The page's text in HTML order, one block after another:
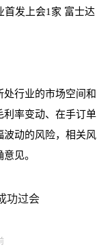
首发上会1家 富士达
行业的市场空间和
利率变动、在手订单
动的风险，相关风
见。
功过会